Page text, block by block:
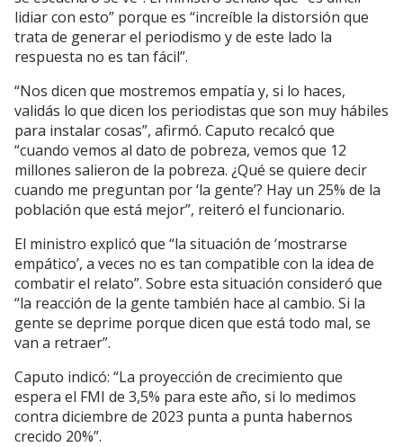
lidiar con esto” porque es “increíble la distorsión que
trata de generar el periodismo y de este lado la
respuesta no es tan fácil”.
“Nos dicen que mostremos empatía y, si lo haces,
validás lo que dicen los periodistas que son muy hábiles
para instalar cosas”, afirmó. Caputo recalcó que
“cuando vemos al dato de pobreza, vemos que 12
millones salieron de la pobreza. ¿Qué se quiere decir
cuando me preguntan por ‘la gente’? Hay un 25% de la
población que está mejor”, reiteró el funcionario.
El ministro explicó que “la situación de ‘mostrarse
empático’, a veces no es tan compatible con la idea de
combatir el relato”. Sobre esta situación consideró que
“la reacción de la gente también hace al cambio. Si la
gente se deprime porque dicen que está todo mal, se
van a retraer”.
Caputo indicó: “La proyección de crecimiento que
espera el FMI de 3,5% para este año, si lo medimos
contra diciembre de 2023 punta a punta habernos
crecido 20%”.